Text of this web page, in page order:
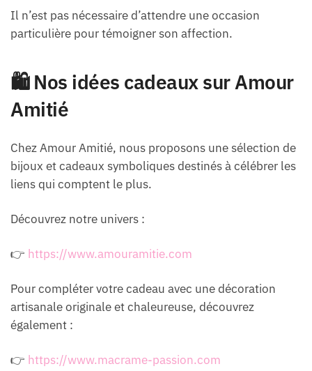
Il n’est pas nécessaire d’attendre une occasion
particulière pour témoigner son affection.
🛍️ Nos idées cadeaux sur Amour
Amitié
Chez Amour Amitié, nous proposons une sélection de
bijoux et cadeaux symboliques destinés à célébrer les
liens qui comptent le plus.
Découvrez notre univers :
👉 https://www.amouramitie.com
Pour compléter votre cadeau avec une décoration
artisanale originale et chaleureuse, découvrez
également :
👉 https://www.macrame-passion.com